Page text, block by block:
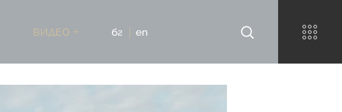
ВИДЕО бг en